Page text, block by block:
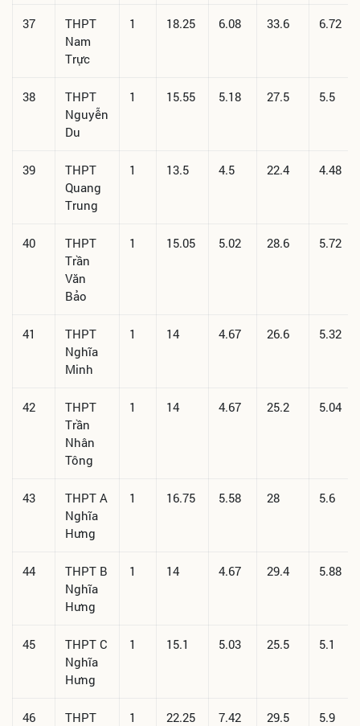
37
THPT
Nam
Trực
1 18.25 6.08 33.6 6.72
38
THPT
Nguyễn
Du
1 15.55 5.18 27.5 5.5
39
THPT
Quang
Trung
1 13.5 4.5 22.4 4.48
40
THPT
Trần
Văn
Bảo
1 15.05 5.02 28.6 5.72
41
THPT
Nghĩa
Minh
1 14 4.67 26.6 5.32
42
THPT
Trần
Nhân
Tông
1 14 4.67 25.2 5.04
43
THPT A
Nghĩa
Hưng
1 16.75 5.58 28 5.6
44
THPT B
Nghĩa
Hưng
1 14 4.67 29.4 5.88
45
THPT C
Nghĩa
Hưng
1 15.1 5.03 25.5 5.1
46
THPT
1 22.25 7.42 29.5 5.9